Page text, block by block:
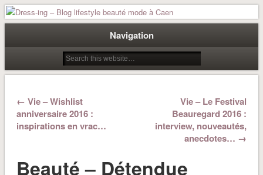
Dress-ing – Blog lifestyle beauté
mode à Caen
Navigation
← Vie – Wishlist
anniversaire 2016 :
inspirations en vrac…
Vie – Le Festival
Beauregard 2016 :
interview, nouveautés,
anecdotes… →
Beauté – Détendue